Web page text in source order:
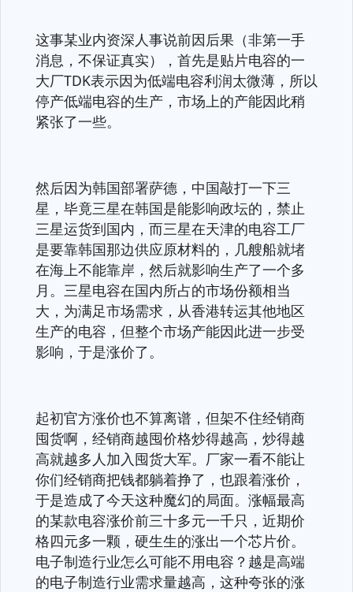
这事某业内资深人事说前因后果（非第一手
消息，不保证真实），首先是贴片电容的一
大厂TDK表示因为低端电容利润太微薄，所以
停产低端电容的生产，市场上的产能因此稍
紧张了一些。
然后因为韩国部署萨德，中国敲打一下三
星，毕竟三星在韩国是能影响政坛的，禁止
三星运货到国内，而三星在天津的电容工厂
是要靠韩国那边供应原材料的，几艘船就堵
在海上不能靠岸，然后就影响生产了一个多
月。三星电容在国内所占的市场份额相当
大，为满足市场需求，从香港转运其他地区
生产的电容，但整个市场产能因此进一步受
影响，于是涨价了。
起初官方涨价也不算离谱，但架不住经销商
囤货啊，经销商越囤价格炒得越高，炒得越
高就越多人加入囤货大军。厂家一看不能让
你们经销商把钱都躺着挣了，也跟着涨价，
于是造成了今天这种魔幻的局面。涨幅最高
的某款电容涨价前三十多元一千只，近期价
格四元多一颗，硬生生的涨出一个芯片价。
电子制造行业怎么可能不用电容？越是高端
的电子制造行业需求量越高，这种夸张的涨